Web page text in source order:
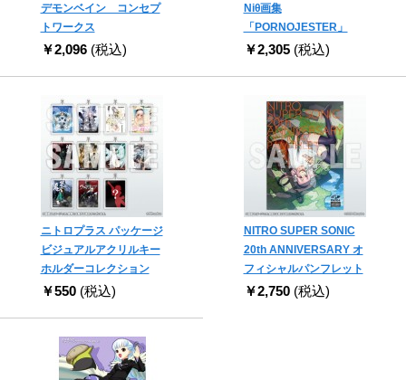
デモンベイン コンセプ
トワークス
￥2,096 (税込)
Niθ画集
「PORNOJESTER」
￥2,305 (税込)
ニトロプラス パッケージ
ビジュアルアクリルキー
ホルダーコレクション
￥550 (税込)
NITRO SUPER SONIC
20th ANNIVERSARY オ
フィシャルパンフレット
￥2,750 (税込)